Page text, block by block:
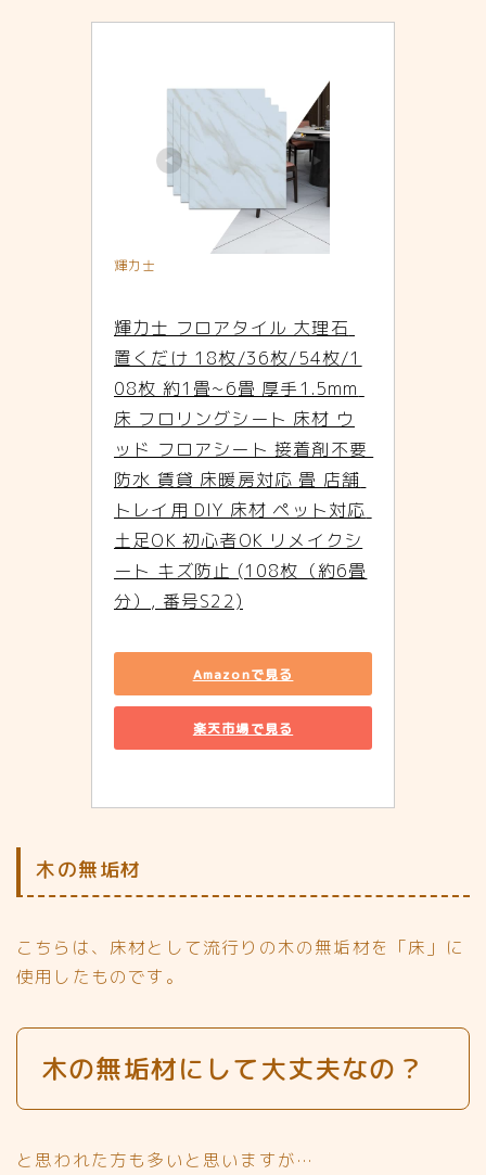
輝力士
輝力士 フロアタイル 大理石
置くだけ 18枚/36枚/54枚/1
08枚 約1畳~6畳 厚手1.5mm
床 フロリングシート 床材 ウ
ッド フロアシート 接着剤不要
防水 賃貸 床暖房対応 畳 店舗
トレイ用 DIY 床材 ペット対応
土足OK 初心者OK リメイクシ
ート キズ防止 (108枚（約6畳
分）, 番号S22)
Amazonで見る
楽天市場で見る
木の無垢材
こちらは、床材として流行りの木の無垢材を「床」に
使用したものです。
木の無垢材にして大丈夫なの？
と思われた方も多いと思いますが…